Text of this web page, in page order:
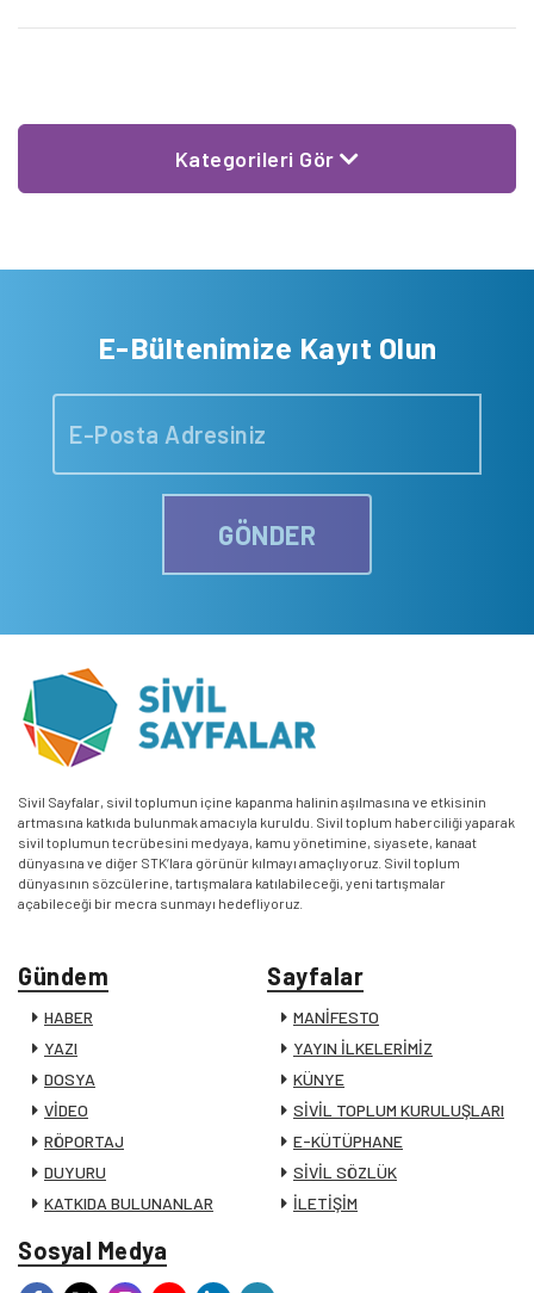
Kategorileri Gör
E-Bültenimize Kayıt Olun
GÖNDER
Sivil Sayfalar, sivil toplumun içine kapanma halinin aşılmasına ve etkisinin
artmasına katkıda bulunmak amacıyla kuruldu. Sivil toplum haberciliği yaparak
sivil toplumun tecrübesini medyaya, kamu yönetimine, siyasete, kanaat
dünyasına ve diğer STK’lara görünür kılmayı amaçlıyoruz. Sivil toplum
dünyasının sözcülerine, tartışmalara katılabileceği, yeni tartışmalar
açabileceği bir mecra sunmayı hedefliyoruz.
Gündem
HABER
YAZI
DOSYA
VİDEO
RÖPORTAJ
DUYURU
KATKIDA BULUNANLAR
Sayfalar
MANİFESTO
YAYIN İLKELERİMİZ
KÜNYE
SİVİL TOPLUM KURULUŞLARI
E-KÜTÜPHANE
SİVİL SÖZLÜK
İLETİŞİM
Sosyal Medya